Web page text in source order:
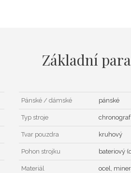
Základní
Pánské / dámské pánské
Typ stroje chronograf
Tvar pouzdra kruhový
Pohon strojku bateriový
Materiál ocel,